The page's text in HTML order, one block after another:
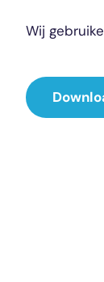
Wij